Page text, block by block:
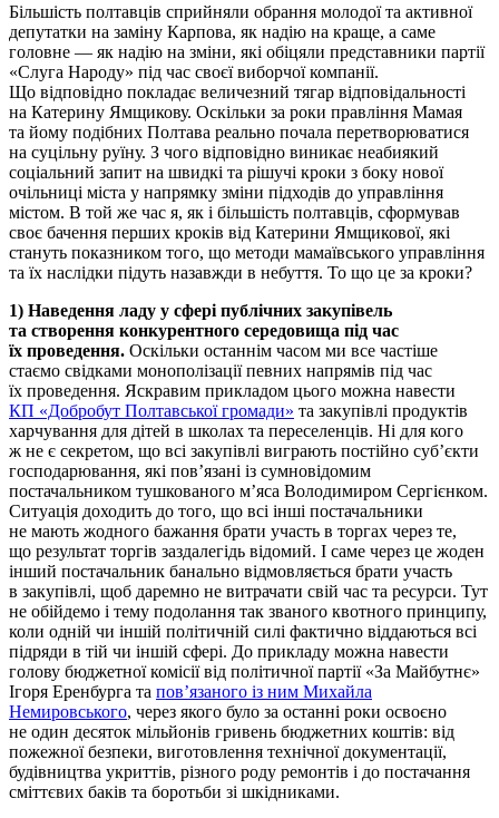
Більшість полтавців сприйняли обрання молодої та активної
депутатки на заміну Карпова, як надію на краще, а саме
головне — як надію на зміни, які обіцяли представники партії
«Слуга Народу» під час своєї виборчої компанії.
Що відповідно покладає величезний тягар відповідальності
на Катерину Ямщикову. Оскільки за роки правління Мамая
та йому подібних Полтава реально почала перетворюватися
на суцільну руїну. З чого відповідно виникає неабиякий
соціальний запит на швидкі та рішучі кроки з боку нової
очільниці міста у напрямку зміни підходів до управління
містом. В той же час я, як і більшість полтавців, сформував
своє бачення перших кроків від Катерини Ямщикової, які
стануть показником того, що методи мамаївського управління
та їх наслідки підуть назавжди в небуття. То що це за кроки?
1) Наведення ладу у сфері публічних закупівель
та створення конкурентного середовища під час
їх проведення. Оскільки останнім часом ми все частіше
стаємо свідками монополізації певних напрямів під час
їх проведення. Яскравим прикладом цього можна навести
КП «Добробут Полтавської громади» та закупівлі продуктів
харчування для дітей в школах та переселенців. Ні для кого
ж не є секретом, що всі закупівлі виграють постійно суб’єкти
господарювання, які пов’язані із сумновідомим
постачальником тушкованого м’яса Володимиром Сергієнком.
Ситуація доходить до того, що всі інші постачальники
не мають жодного бажання брати участь в торгах через те,
що результат торгів заздалегідь відомий. І саме через це жоден
інший постачальник банально відмовляється брати участь
в закупівлі, щоб даремно не витрачати свій час та ресурси. Тут
не обійдемо і тему подолання так званого квотного принципу,
коли одній чи іншій політичній силі фактично віддаються всі
підряди в тій чи іншій сфері. До прикладу можна навести
голову бюджетної комісії від політичної партії «За Майбутнє»
Ігоря Еренбурга та пов’язаного із ним Михайла
Немировського, через якого було за останні роки освоєно
не один десяток мільйонів гривень бюджетних коштів: від
пожежної безпеки, виготовлення технічної документації,
будівництва укриттів, різного роду ремонтів і до постачання
сміттєвих баків та боротьби зі шкідниками.